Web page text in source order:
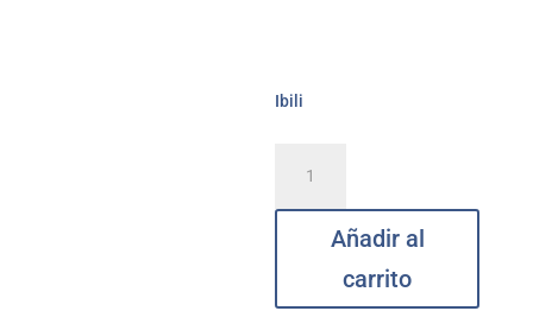
Ibili
honda
inducción
aluminioAñadir al
carrito